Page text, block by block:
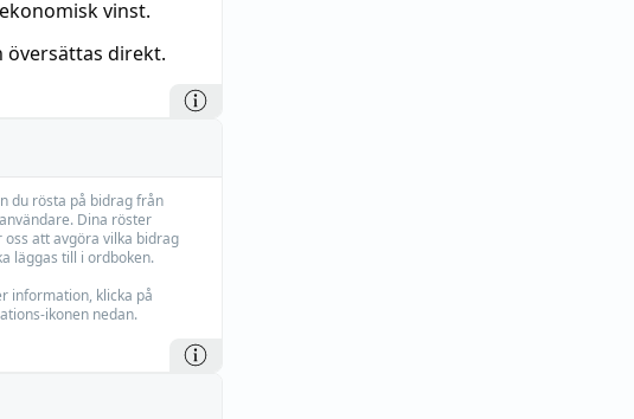
vinst.
översättas direkt.
du rösta på bidrag från
Dina röster
oss att avgöra vilka bidrag
läggas till i ordboken.
information, klicka på
ikonen nedan.